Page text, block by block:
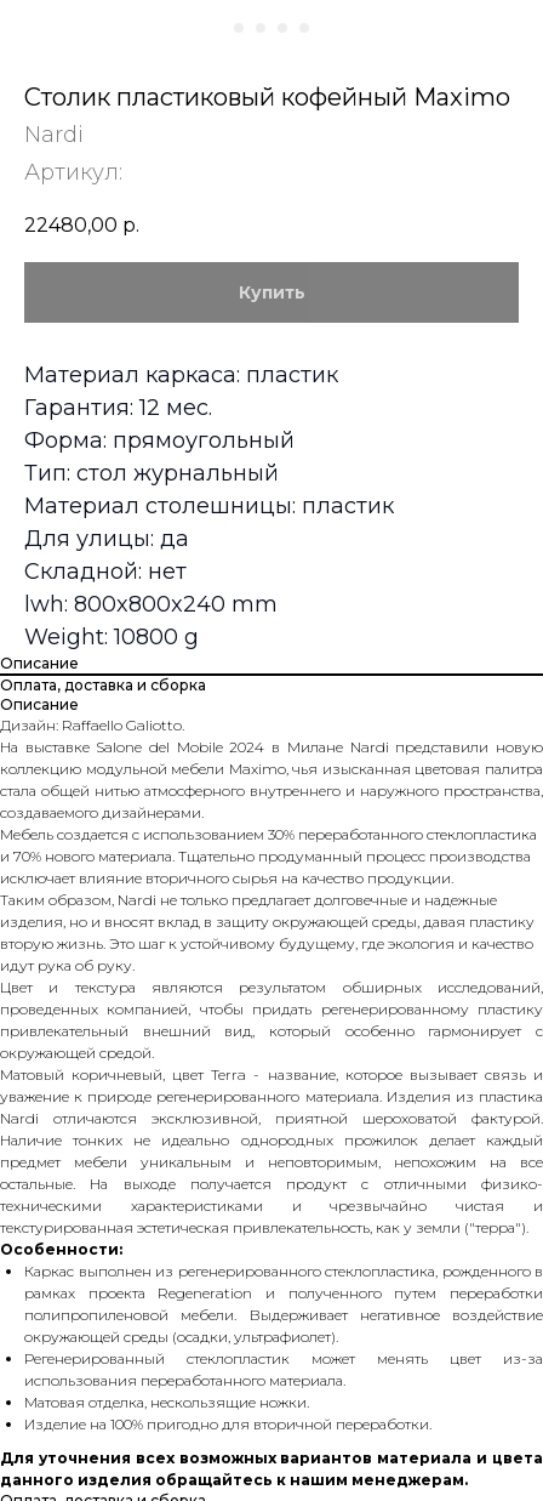
Столик пластиковый кофейный Maximo
Nardi
Артикул:
22480,00 р.
Купить
Материал каркаса: пластик
Гарантия: 12 мес.
Форма: прямоугольный
Тип: стол журнальный
Материал столешницы: пластик
Для улицы: да
Складной: нет
lwh: 800x800x240 mm
Weight: 10800 g
Описание
Оплата, доставка и сборка
Описание
Дизайн: Raffaello Galiotto.
На выставке Salone del Mobile 2024 в Милане Nardi представили новую
коллекцию модульной мебели Maximo, чья изысканная цветовая палитра
стала общей нитью атмосферного внутреннего и наружного пространства,
создаваемого дизайнерами.
Мебель создается с использованием 30% переработанного стеклопластика
и 70% нового материала. Тщательно продуманный процесс производства
исключает влияние вторичного сырья на качество продукции.
Таким образом, Nardi не только предлагает долговечные и надежные
изделия, но и вносят вклад в защиту окружающей среды, давая пластику
вторую жизнь. Это шаг к устойчивому будущему, где экология и качество
идут рука об руку.
Цвет и текстура являются результатом обширных исследований,
проведенных компанией, чтобы придать регенерированному пластику
привлекательный внешний вид, который особенно гармонирует с
окружающей средой.
Матовый коричневый, цвет Terra - название, которое вызывает связь и
уважение к природе регенерированного материала. Изделия из пластика
Nardi отличаются эксклюзивной, приятной шероховатой фактурой.
Наличие тонких не идеально однородных прожилок делает каждый
предмет мебели уникальным и неповторимым, непохожим на все
остальные. На выходе получается продукт с отличными физико-
техническими характеристиками и чрезвычайно чистая и
текстурированная эстетическая привлекательность, как у земли ("терра").
Особенности:
Каркас выполнен из регенерированного стеклопластика, рожденного в
рамках проекта Regeneration и полученного путем переработки
полипропиленовой мебели. Выдерживает негативное воздействие
окружающей среды (осадки, ультрафиолет).
Регенерированный стеклопластик может менять цвет из-за
использования переработанного материала.
Матовая отделка, нескользящие ножки.
Изделие на 100% пригодно для вторичной переработки.
Для уточнения всех возможных вариантов материала и цвета
данного изделия обращайтесь к нашим менеджерам.